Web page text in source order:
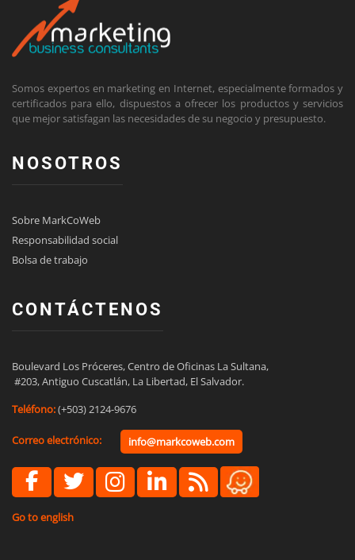
Somos expertos en marketing en Internet, especialmente formados y
certificados para ello, dispuestos a ofrecer los productos y servicios
que mejor satisfagan las necesidades de su negocio y presupuesto.
NOSOTROS
Sobre MarkCoWeb
Responsabilidad social
Bolsa de trabajo
CONTÁCTENOS
Boulevard Los Próceres, Centro de Oficinas La Sultana,
#203, Antiguo Cuscatlán, La Libertad, El Salvador.
Teléfono:(+503) 2124-9676
Correo electrónico: info@markcoweb.com
Go to english